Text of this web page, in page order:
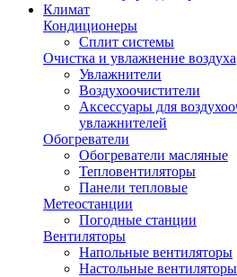
Климат
Кондиционеры
Сплит системы
Очистка и увлажнение воздуха
Увлажнители
Воздухоочистители
Аксессуары для
увлажнителей
Обогреватели
Обогреватели масляные
Тепловентиляторы
Панели тепловые
Метеостанции
Погодные станции
Вентиляторы
Напольные вентиляторы
Настольные вентиляторы